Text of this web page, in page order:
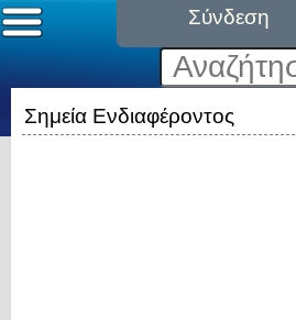
Σύνδεση
Σημεία Ενδιαφέροντος